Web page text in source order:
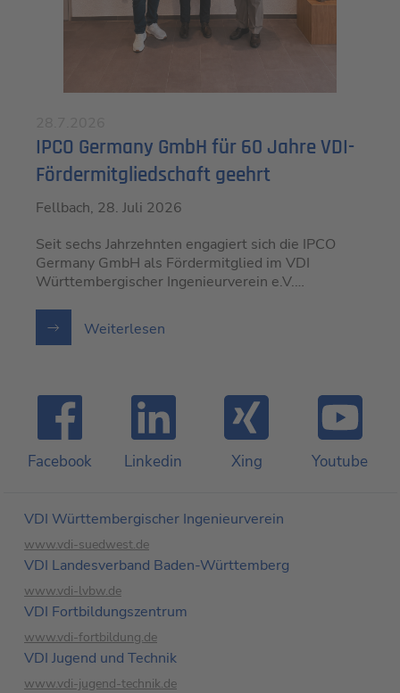
IPCO Germany GmbH für 60 Jahre VDI-
Fördermitgliedschaft geehrt
Fellbach, 28. Juli 2026
Seit sechs Jahrzehnten engagiert sich die IPCO
Germany GmbH als Fördermitglied im VDI
Württembergischer Ingenieurverein e.V.…
Weiterlesen
Facebook Linkedin Xing Youtube
VDI Württembergischer Ingenieurverein
www.vdi-suedwest.de
VDI Landesverband Baden-Württemberg
www.vdi-lvbw.de
VDI Fortbildungs­zentrum
www.vdi-fortbildung.de
VDI Jugend und Technik
www.vdi-jugend-technik.de